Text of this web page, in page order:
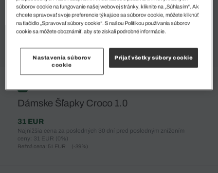
%
Dámske Šľapky Croco 1.0
31 EUR
Najnižšia cena za posledných 30 dní pred posledným znížením
ceny: 31 EUR (0%)
Bežná cena: 51 EUR (-39%)
súborov cookie na fungovanie našej webovej stránky, kliknite na „Súhlasím“. Ak
chcete spravovať svoje preferencie týkajúce sa súborov cookie, môžete kliknúť
na tlačidlo „Spravovať súbory cookie“. S našou Politikou používania súborov
cookie sa môžete oboznámiť, aby ste získali podrobné informácie.
Nastavenia súborov
cookie
Prijať všetky súbory cookie